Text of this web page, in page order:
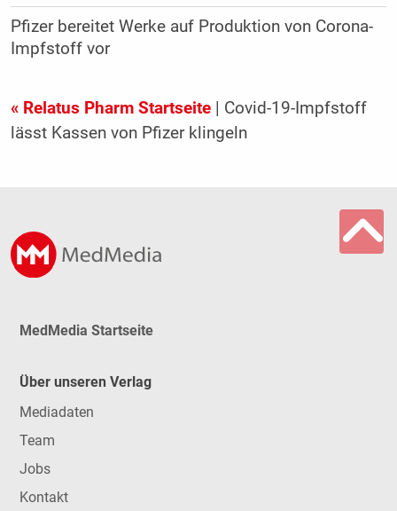
Pfizer bereitet Werke auf Produktion von Corona-
Impfstoff vor
« Relatus Pharm Startseite| Covid-19-Impfstoff
lässt Kassen von Pfizer klingeln
MedMedia Startseite
Über unseren Verlag
Mediadaten
Team
Jobs
Kontakt